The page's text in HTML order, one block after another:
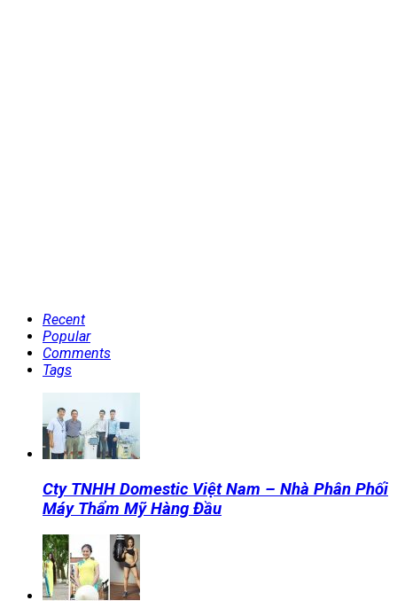
Recent
Popular
Comments
Tags
Cty TNHH Domestic Việt Nam – Nhà Phân Phối
Máy Thẩm Mỹ Hàng Đầu